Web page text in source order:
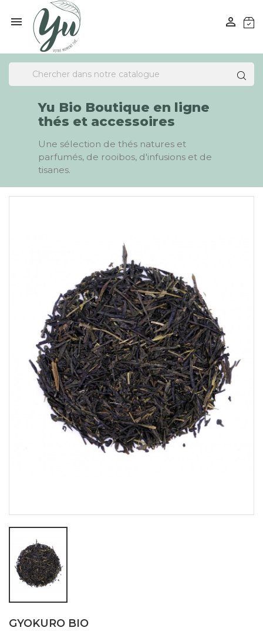
 
Yu Bio Boutique en ligne
thés et accessoires
Une sélection de thés natures et
parfumés, de rooibos, d'infusions et de
tisanes.
GYOKURO BIO